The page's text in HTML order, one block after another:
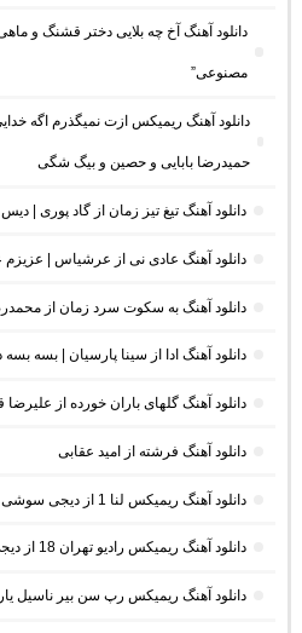
دانلود آهنگ آخ چه بلایی دختر قشنگ و
مصنوعی”
دانلود آهنگ ریمیکس ازت نمیگذرم اگه
حمیدرضا بابایی و حصین و بیگ شگی
دانلود آهنگ تیغ تیز زمان از گاد پوری |
دانلود آهنگ عادی نی از عرشیاس | عزیزم
دانلود آهنگ به سکوت سرد زمان از
دانلود آهنگ ادا از سینا پارسیان | بسه بسه
دانلود آهنگ گلهای باران خورده از علیرضا
دانلود آهنگ فرشته از امید عقابی
دانلود آهنگ ریمیکس لنا 1 از دیجی سوشی
دانلود آهنگ ریمیکس رادیو تهران 18 از دیجی ای فر (ریمیکس طولانی خفن)
دانلود آهنگ ریمیکس رپ سن بیر ناسیل